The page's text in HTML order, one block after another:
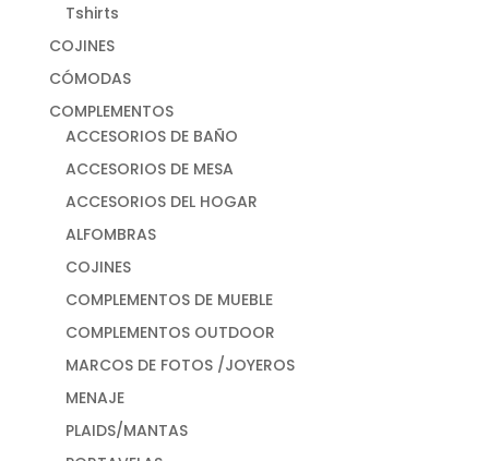
Tshirts
COJINES
CÓMODAS
COMPLEMENTOS
ACCESORIOS DE BAÑO
ACCESORIOS DE MESA
ACCESORIOS DEL HOGAR
ALFOMBRAS
COJINES
COMPLEMENTOS DE MUEBLE
COMPLEMENTOS OUTDOOR
MARCOS DE FOTOS /JOYEROS
MENAJE
PLAIDS/MANTAS